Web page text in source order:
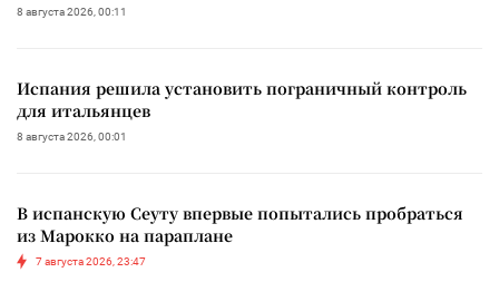
8 августа 2026, 00:11
Испания решила установить пограничный контроль
для итальянцев
8 августа 2026, 00:01
В испанскую Сеуту впервые попытались пробраться
из Марокко на параплане
7 августа 2026, 23:47